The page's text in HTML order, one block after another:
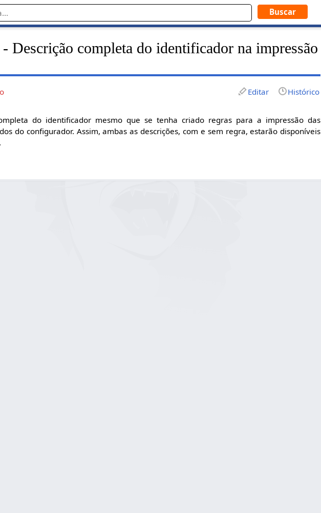
Descrição completa do identificador na impressão
Editar Histórico
do identificador mesmo que se tenha criado regras para a impressão das
do configurador. Assim, ambas as descrições, com e sem regra, estarão disponíveis